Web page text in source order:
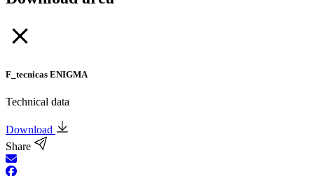
F_tecnicas ENIGMA
Technical data
Download
Share